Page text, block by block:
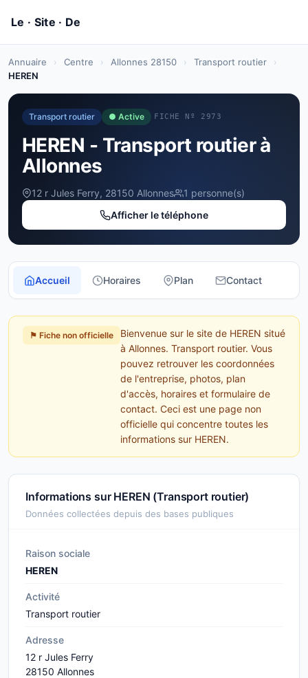
Annuaire › Centre › Allonnes 28150 › Transport routier
›
HEREN
Transport routier ● Active FICHE Nº 2973
HEREN - Transport routier à
Allonnes
12 r Jules Ferry, 28150 Allonnes
1 personne(s)
Afficher le téléphone
Accueil Horaires Plan Contact
⚑ Fiche non officielle
Bienvenue sur le site de HEREN situé
à Allonnes. Transport routier. Vous
pouvez retrouver les coordonnées
de l'entreprise, photos, plan
d'accès, horaires et formulaire de
contact. Ceci est une page non
officielle qui concentre toutes les
informations sur HEREN.
Informations sur HEREN (Transport routier)
Données collectées depuis des bases publiques
Raison sociale
HEREN
Activité
Transport routier
Adresse
12 r Jules Ferry
28150 Allonnes